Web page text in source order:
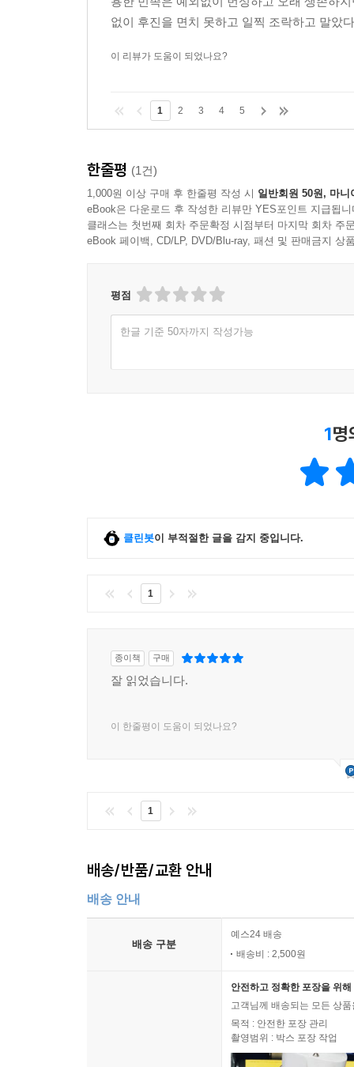
없이 후진을 면치 못하고 일찍 조락하고 말았
이 리뷰가 도움이 되었나요?
1 2 3 4 5
한줄평 (1건)
1,000원 이상 구매 후 한줄평 작성 시 일반회원 50원, 마니
eBook은 다운로드 후 작성한 리뷰만 YES포인트 지급됩니
클래스는 첫번째 회차 주문확정 시점부터 마지막 회차 주
eBook 페이백, CD/LP, DVD/Blu-ray, 패션 및 판매금지 상
평점
한글 기준 50자까지 작성가능
1명
클린봇이 부적절한 글을 감지 중입니다.
1
종이책 구매
잘 읽었습니다.
이 한줄평이 도움이 되었나요?
1
배송/반품/교환 안내
배송 안내
배송 구분
예스24 배송
배송비 : 2,500원
안전하고 정확한 포장을 위
고객님께 배송되는 모든 상
목적 : 안전한 포장 관리
촬영범위 : 박스 포장 작업